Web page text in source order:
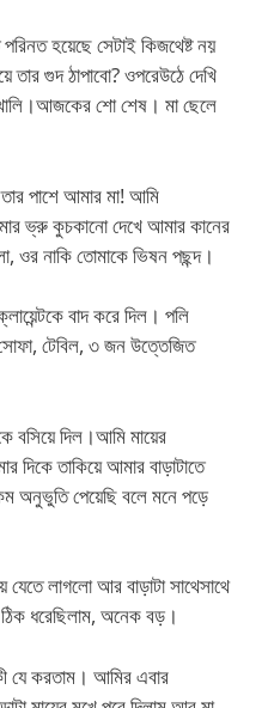
হয়েছে সেটাই কিজথেষ্ট নয়
তার গুদ ঠাপাবো? ওপরেউঠে দেখি
শো শেষ। মা ছেলে
পাশে আমার মা! আমি
ভ্রু কুচকানো দেখে আমার কানের
ওর নাকি তোমাকে ভিষন পছন্দ।
বাদ করে দিল। পলি
টেবিল, ৩ জন উত্তেজিত
বসিয়ে দিল।আমি মায়ের
দিকে তাকিয়ে আমার বাড়াটাতে
অনুভুতি পেয়েছি বলে মনে পড়ে
যেতে লাগলো আর বাড়াটা সাথেসাথে
ধরেছিলাম, অনেক বড়।
যে করতাম। আমির এবার